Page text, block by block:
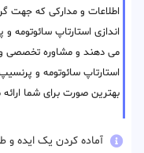
اطلاعات و مدارکی که جهت
اندازی استارتاپ سائوتومه و
می دهند و مشاوره تخصصی و
استارتاپ سائوتومه و
بهترین صورت برای شما ارائه
آماده کردن یک ایده و